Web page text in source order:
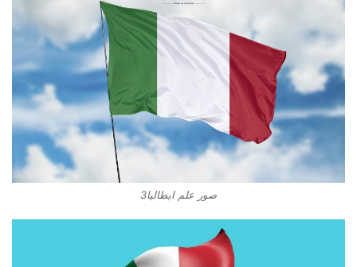
صور علم ايطاليا3